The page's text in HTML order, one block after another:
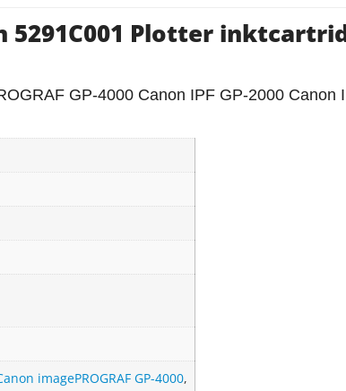
Plotter
GP-4000 Canon IPF GP-2000 Canon
imagePROGRAF GP-4000,